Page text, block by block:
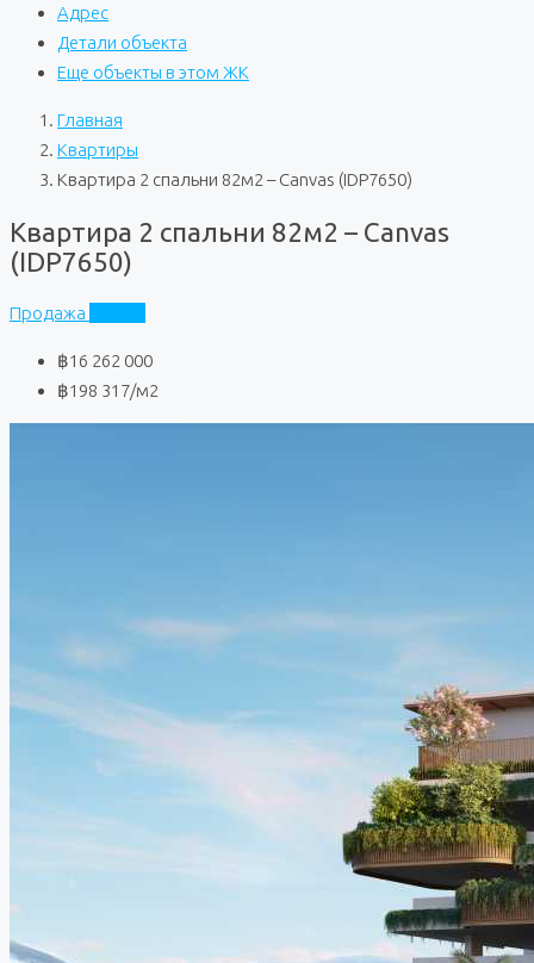
Адрес
Детали объекта
Еще объекты в этом ЖК
Главная
Квартиры
Квартира 2 спальни 82м2 – Canvas (IDP7650)
Квартира 2 спальни 82м2 – Canvas
(IDP7650)
Продажа
฿16 262 000
฿198 317/м2